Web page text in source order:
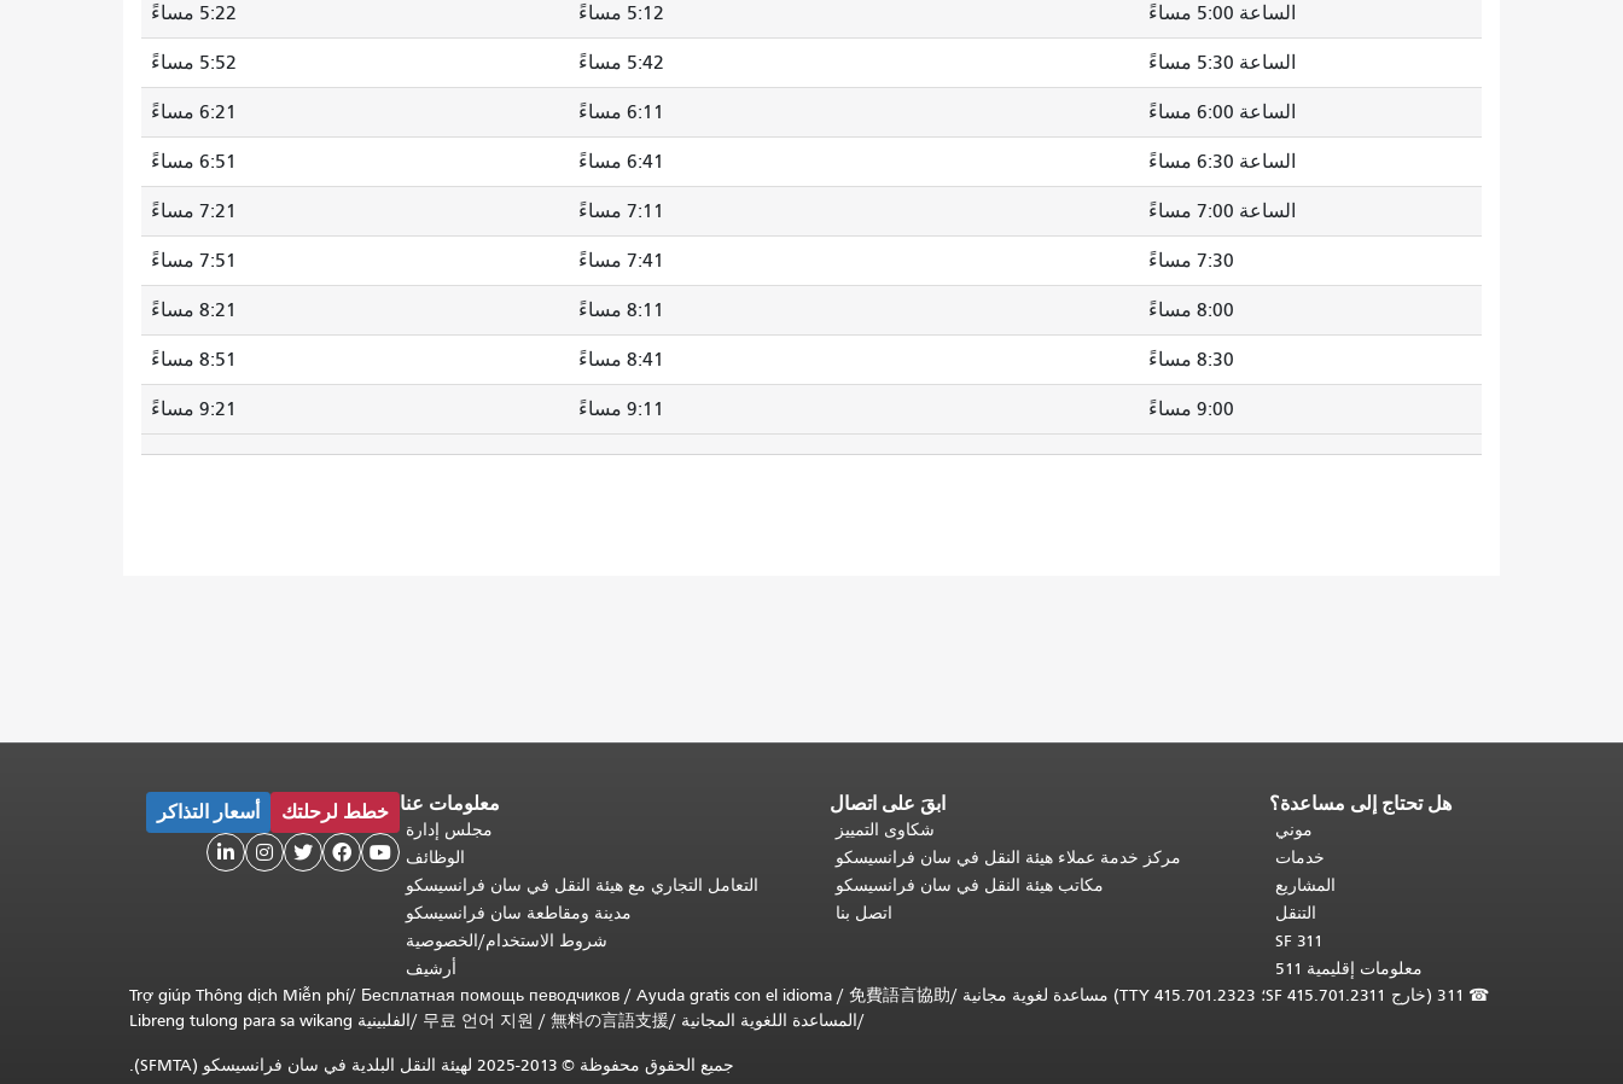
الساعة 5:00 مساءً 5:12 مساءً 5:22 مساءً
الساعة 5:30 مساءً 5:42 مساءً 5:52 مساءً
الساعة 6:00 مساءً 6:11 مساءً 6:21 مساءً
الساعة 6:30 مساءً 6:41 مساءً 6:51 مساءً
الساعة 7:00 مساءً 7:11 مساءً 7:21 مساءً
7:30 مساءً 7:41 مساءً 7:51 مساءً
8:00 مساءً 8:11 مساءً 8:21 مساءً
8:30 مساءً 8:41 مساءً 8:51 مساءً
9:00 مساءً 9:11 مساءً 9:21 مساءً
كل
هل تحتاج إلى مساعدة؟
موني
خدمات
المشاريع
التنقل
SF 311
معلومات إقليمية 511
ابقَ على اتصال
شكاوى التمييز
مركز خدمة عملاء هيئة النقل في سان فرانسيسكو
مكاتب هيئة النقل في سان فرانسيسكو
اتصل بنا
معلومات عنا
مجلس إدارة
الوظائف
التعامل التجاري مع هيئة النقل في سان فرانسيسكو
مدينة ومقاطعة سان فرانسيسكو
شروط الاستخدام/الخصوصية
أرشيف
خطط لرحلتك أسعار التذاكر





☎
免費語言協助
/
Ayuda gratis con el idioma
/
Бесплатная помощь певодчиков
/
Trợ giúp Thông dịch Miễn phí
/المساعدة اللغوية المجانية /
無料の言語支援
/
무료 언어 지원
/Libreng tulong para sa wikang الفلبينية
جميع الحقوق محفوظة © 2013-2025 لهيئة النقل البلدية في سان فرانسيسكو (SFMTA).